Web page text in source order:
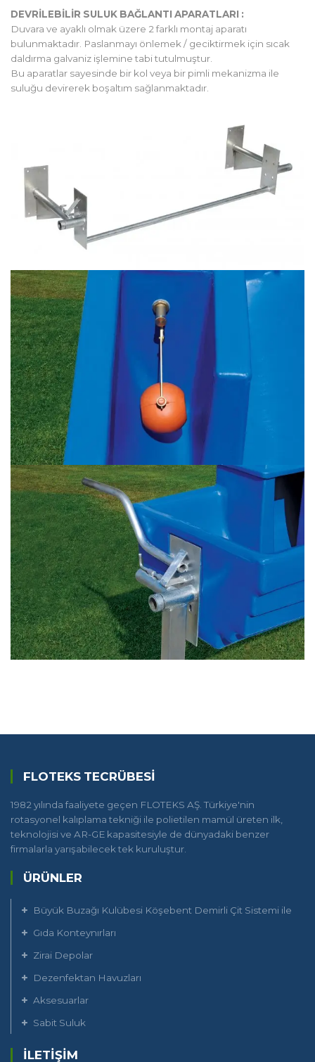
DEVRİLEBİLİR SULUK BAĞLANTI APARATLARI :
Duvara ve ayaklı olmak üzere 2 farklı montaj aparatı
bulunmaktadır. Paslanmayı önlemek / geciktirmek için sıcak
daldırma galvaniz işlemine tabi tutulmuştur.
Bu aparatlar sayesinde bir kol veya bir pimli mekanizma ile
suluğu devirerek boşaltım sağlanmaktadır.
FLOTEKS TECRÜBESI
1982 yılında faaliyete geçen FLOTEKS AŞ. Türkiye'nin
rotasyonel kalıplama tekniği ile polietilen mamül üreten ilk,
teknolojisi ve AR-GE kapasitesiyle de dünyadaki benzer
firmalarla yarışabilecek tek kuruluştur.
ÜRÜNLER
Büyük Buzağı Kulübesi Köşebent Demirli Çit Sistemi ile
Gıda Konteynırları
Zirai Depolar
Dezenfektan Havuzları
Aksesuarlar
Sabit Suluk
İLETIŞIM